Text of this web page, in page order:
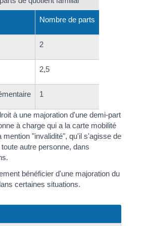
Nombre de parts
2
2,5
1
à une majoration d'une demi-part
à charge qui a la carte mobilité
mention "invalidité", qu'il s'agisse de
autre personne, dans
bénéficier d'une majoration du
certaines situations.